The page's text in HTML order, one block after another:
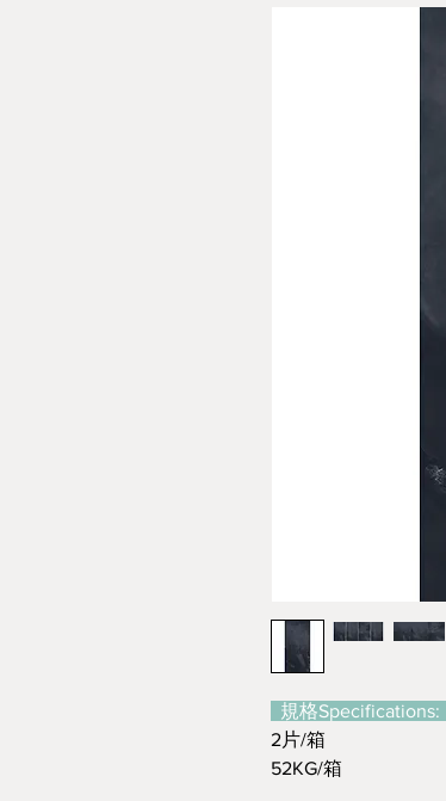
規格Specifications:
2片/箱
52KG/箱